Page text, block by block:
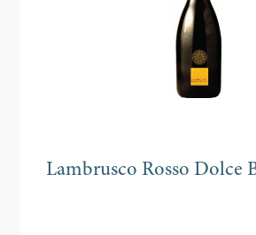
Lambrusco Rosso Dolce